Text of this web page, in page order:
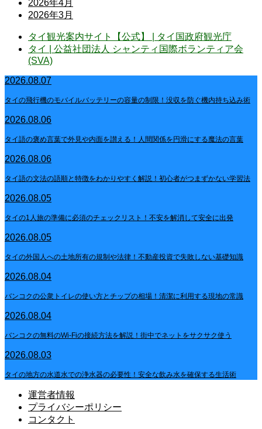
2026年4月
2026年3月
タイ観光案内サイト【公式】 | タイ国政府観光庁
タイ | 公益社団法人 シャンティ国際ボランティア会
(SVA)
2026.08.07
タイの飛行機のモバイルバッテリーの容量の制限！没収を防ぐ機内持ち込み術
2026.08.06
タイ語の褒め言葉で外見や内面を讃える！人間関係を円滑にする魔法の言葉
2026.08.06
タイ語の文法の語順と特徴をわかりやすく解説！初心者がつまずかない学習法
2026.08.05
タイの1人旅の準備に必須のチェックリスト！不安を解消して安全に出発
2026.08.05
タイの外国人への土地所有の規制や法律！不動産投資で失敗しない基礎知識
2026.08.04
バンコクの公衆トイレの使い方とチップの相場！清潔に利用する現地の常識
2026.08.04
バンコクの無料のWi-Fiの接続方法を解説！街中でネットをサクサク使う
2026.08.03
タイの地方の水道水での浄水器の必要性！安全な飲み水を確保する生活術
運営者情報
プライバシーポリシー
コンタクト